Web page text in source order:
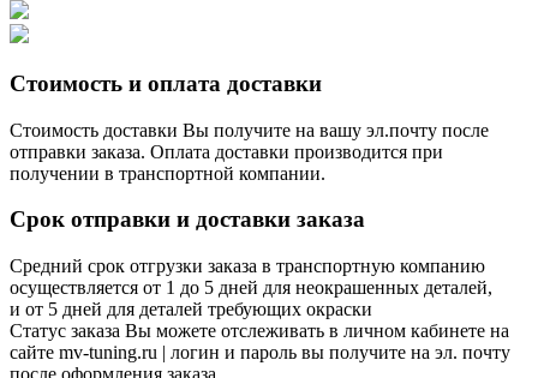
Стоимость и оплата доставки
Стоимость доставки Вы получите на вашу эл.почту после
отправки заказа. Оплата доставки производится при
получении в транспортной компании.
Срок отправки и доставки заказа
Средний срок отгрузки заказа в транспортную компанию
осуществляется от 1 до 5 дней для неокрашенных деталей,
и от 5 дней для деталей требующих окраски
Статус заказа Вы можете отслеживать в личном кабинете на
сайте mv-tuning.ru | логин и пароль вы получите на эл. почту